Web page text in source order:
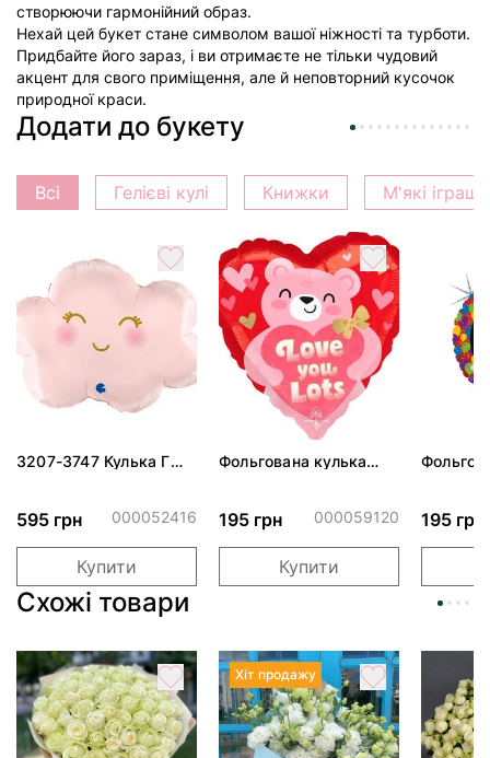
створюючи гармонійний образ.
Нехай цей букет стане символом вашої ніжності та турботи.
Придбайте його зараз, і ви отримаєте не тільки чудовий
акцент для свого приміщення, але й неповторний кусочок
природної краси.
Додати до букету
Всі Гелієві кулі Книжки М'які
3207-3747 Кулька Г
595 грн 000052416
Купити
Фольгована кулька
195 грн 000059120
Купити
195 грн
Схожі товари
Хіт продажу